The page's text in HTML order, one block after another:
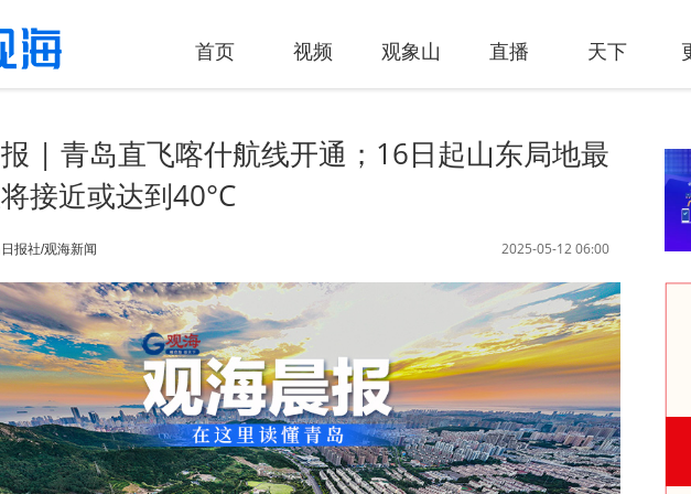
首页 视频 观象山 直播 天下
| 青岛直飞喀什航线开通；16日起山东局地最
接近或达到40°C
2025-05-12 06:00
报社/观海新闻